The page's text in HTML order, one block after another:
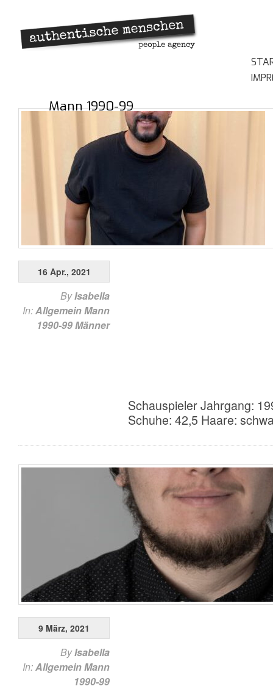
Mann 1990-99
Schauspieler Jahrgang:
Schuhe: 42,5 Haare:
16 Apr., 2021
ByIsabella
In:AllgemeinMann
1990-99Männer
9 März, 2021
ByIsabella
In:AllgemeinMann
1990-99